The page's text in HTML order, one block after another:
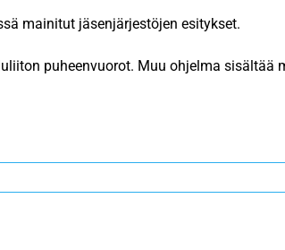
mainitut jäsenjärjestöjen esitykset.
puheenvuorot. Muu ohjelma sisältää